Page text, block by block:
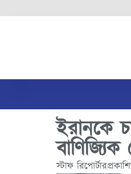
ইরানকে
স্টাফ রিপোর্টার